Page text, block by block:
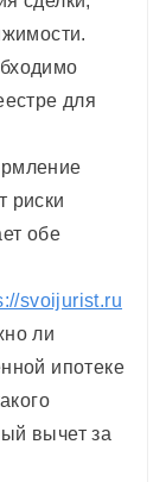
для
риски
обе
svoijurist.ru
ли
ипотеке
вычет за